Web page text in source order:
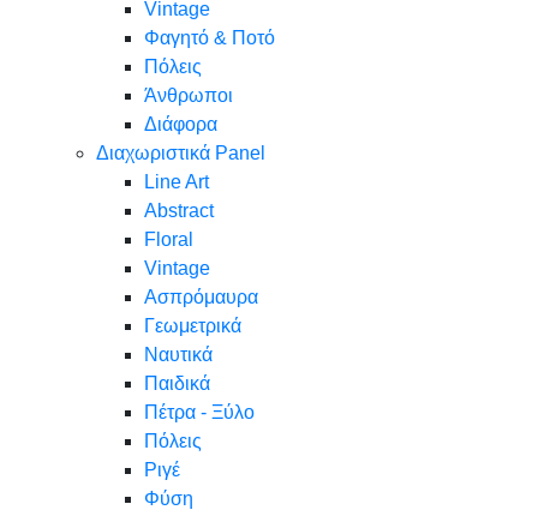
Vintage
Φαγητό & Ποτό
Πόλεις
Άνθρωποι
Διάφορα
Διαχωριστικά Panel
Line Art
Abstract
Floral
Vintage
Ασπρόμαυρα
Γεωμετρικά
Ναυτικά
Παιδικά
Πέτρα - Ξύλο
Πόλεις
Ριγέ
Φύση